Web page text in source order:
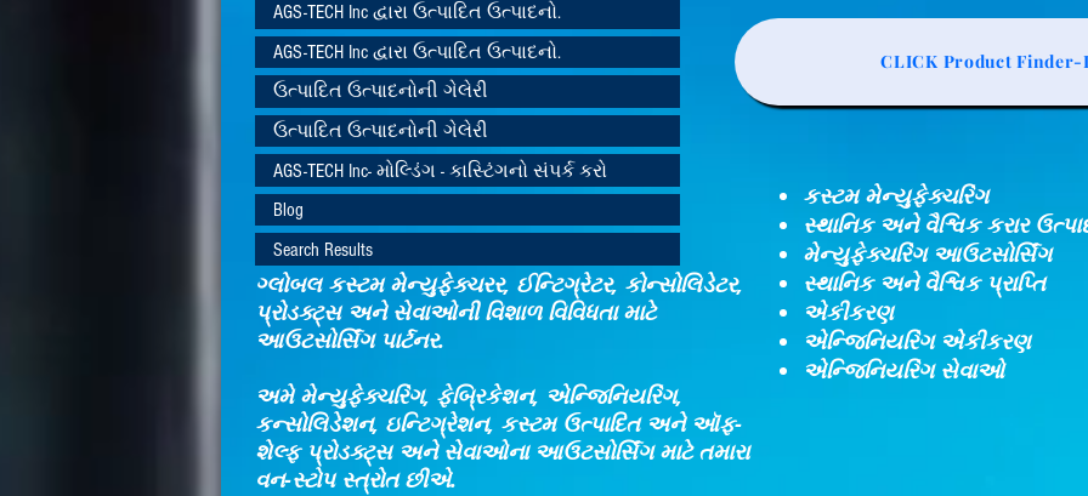
AGS-TECH Inc દ્વારા ઉત્પાદિત ઉત્પાદનો.
AGS-TECH Inc દ્વારા ઉત્પાદિત ઉત્પાદનો.
ઉત્પાદિત ઉત્પાદનોની ગેલેરી
ઉત્પાદિત ઉત્પાદનોની ગેલેરી
AGS-TECH Inc- મોલ્ડિંગ - કાસ્ટિંગનો સંપર્ક કરો
Blog
Search Results
ગ્લોબલ કસ્ટમ મેન્યુફેક્ચરર, ઈન્ટિગ્રેટર, કોન્સોલિડેટર,
પ્રોડક્ટ્સ અને સેવાઓની વિશાળ વિવિધતા માટે
આઉટસોર્સિંગ પાર્ટનર.
અમે મેન્યુફેક્ચરિંગ, ફેબ્રિકેશન, એન્જિનિયરિંગ,
કન્સોલિડેશન, ઇન્ટિગ્રેશન, કસ્ટમ ઉત્પાદિત અને ઑફ-
શેલ્ફ પ્રોડક્ટ્સ અને સેવાઓના આઉટસોર્સિંગ માટે તમારા
વન-સ્ટોપ સ્ત્રોત છીએ.
CLICK Product Finder-
કસ્ટમ મેન્યુફેક્ચરિંગ
સ્થાનિક અને વૈશ્વિક કરાર
મેન્યુફેક્ચરિંગ આઉટસોર્સિંગ
સ્થાનિક અને વૈશ્વિક પ્રાપ્તિ
એકીકરણ​
એન્જિનિયરિંગ એકીકરણ​
એન્જિનિયરિંગ સેવાઓ